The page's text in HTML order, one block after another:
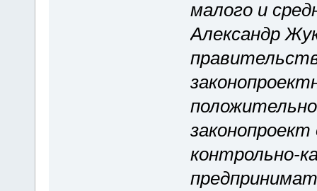
малого и
Александр
контрольно-